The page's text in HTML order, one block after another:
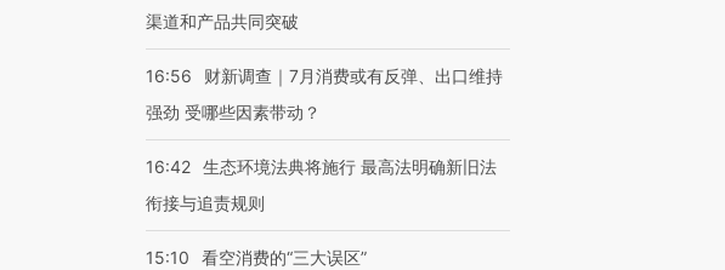
渠道和产品共同突破
16:56
财新调查｜7月消费或有反弹、出口维持
强劲 受哪些因素带动？
16:42 生态环境法典将施行 最高法明确新旧法
衔接与追责规则
15:10 看空消费的“三大误区”